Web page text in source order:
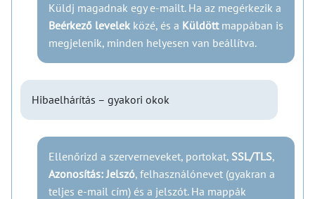
Küldj magadnak egy e-mailt. Ha az megérkezik a
Beérkező levelek közé, és a Küldöttmappában is
megjelenik, minden helyesen van beállítva.
Hibaelhárítás – gyakori okok
Ellenőrizd a szerverneveket, portokat, SSL/TLS,
Azonosítás: Jelszó, felhasználónevet (gyakran a
teljes e-mail cím) és a jelszót. Ha mappák